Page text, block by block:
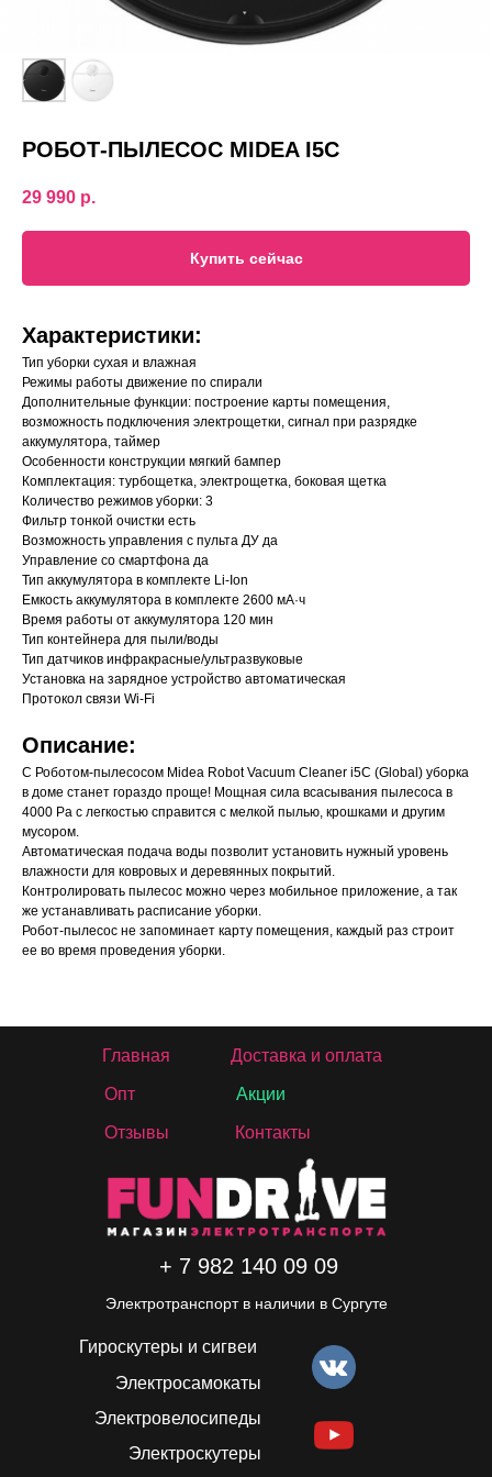
РОБОТ-ПЫЛЕСОС MIDEA I5C
29 990 р.
Купить сейчас
Характеристики:
Тип уборки сухая и влажная
Режимы работы движение по спирали
Дополнительные функции: построение карты помещения,
возможность подключения электрощетки, сигнал при разрядке
аккумулятора, таймер
Особенности конструкции мягкий бампер
Комплектация: турбощетка, электрощетка, боковая щетка
Количество режимов уборки: 3
Фильтр тонкой очистки есть
Возможность управления с пульта ДУ да
Управление со смартфона да
Тип аккумулятора в комплекте Li-Ion
Емкость аккумулятора в комплекте 2600 мА·ч
Время работы от аккумулятора 120 мин
Тип контейнера для пыли/воды
Тип датчиков инфракрасные/ультразвуковые
Установка на зарядное устройство автоматическая
Протокол связи Wi-Fi
Описание:
С Роботом-пылесосом Midea Robot Vacuum Cleaner i5C (Global) уборка
в доме станет гораздо проще! Мощная сила всасывания пылесоса в
4000 Pa с легкостью справится с мелкой пылью, крошками и другим
мусором.
Автоматическая подача воды позволит установить нужный уровень
влажности для ковровых и деревянных покрытий.
Контролировать пылесос можно через мобильное приложение, а так
же устанавливать расписание уборки.
Робот-пылесос не запоминает карту помещения, каждый раз строит
ее во время проведения уборки.
Гироскутеры и сигвеи
Электросамокаты
Электровелосипеды
Электроскутеры
Главная Доставка и оплата
Опт
Отзывы
Акции
Контакты
+ 7 982 140 09 09
Электротранспорт в наличии в Сургуте